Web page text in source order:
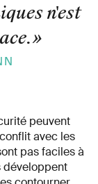
n'est
»
peuvent
avec les
pas faciles à
développent